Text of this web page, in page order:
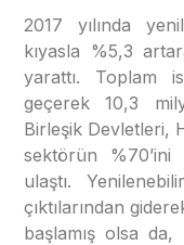
2017 yılında
kıyasla %5,3
yarattı. Toplam
geçerek 10,3
Birleşik Devletleri,
sektörün
ulaştı.
çıktılarından
başlamış olsa